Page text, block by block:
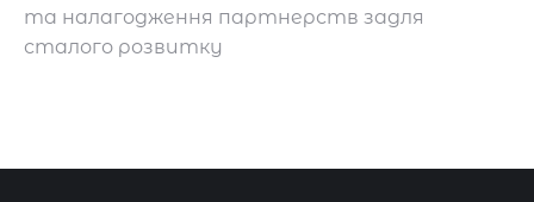
та налагодження партнерств задля
сталого розвитку